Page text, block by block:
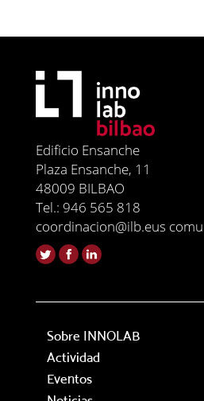
Edificio Ensanche
Plaza Ensanche, 11
48009 BILBAO
Tel.: 946 565 818
coordinacion@ilb.eus
Sobre INNOLAB
Actividad
Eventos